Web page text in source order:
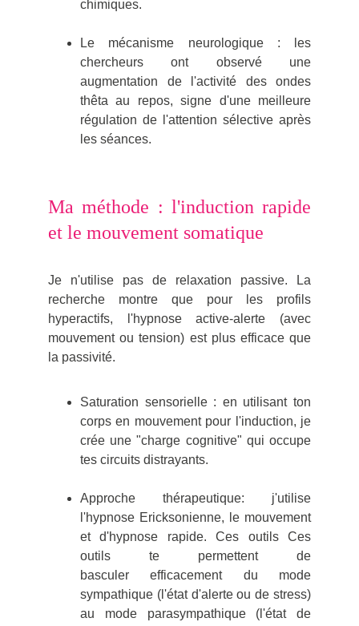
chimiques.
Le mécanisme neurologique : les
chercheurs ont observé une
augmentation de l'activité des ondes
thêta au repos, signe d'une meilleure
régulation de l'attention sélective après
les séances.
Ma méthode : l'induction rapide
et le mouvement somatique
Je n'utilise pas de relaxation passive. La
recherche montre que pour l es profils
hyperactifs, l'hypnose active-alerte (avec
mouvement ou tension) est plus efficace que
la passivité.
Saturation sensorielle : en utilisant ton
corps en mouvement pour l'induction, je
crée une "charge cognitive" qui occupe
tes circuits distrayants.
Approche thérapeutique: j'utilise
l'hypnose Ericksonienne, le mouvement
et d'hypnose rapide. Ces outils Ces
outils te permettent de
basculer efficacement du mode
sympathique (l'état d'alerte ou de stress)
au mode parasympathique (l'état de